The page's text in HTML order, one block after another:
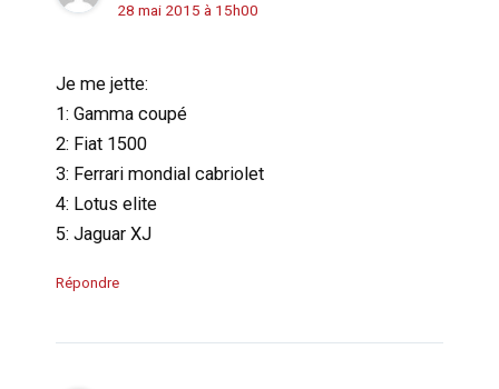
28 mai 2015 à 15h00
Je me jette:
1: Gamma coupé
2: Fiat 1500
3: Ferrari mondial cabriolet
4: Lotus elite
5: Jaguar XJ
Répondre